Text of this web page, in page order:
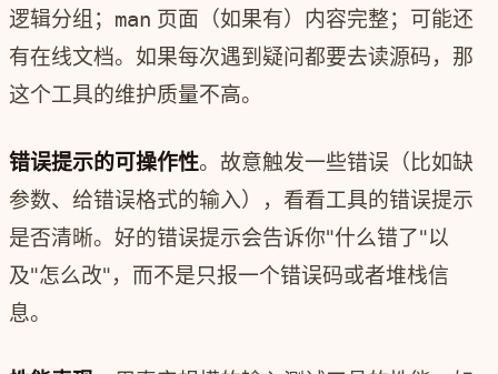
逻辑分组； man 页面（如果有）内容完整；可能还
有在线文档。如果每次遇到疑问都要去读源码，那
这个工具的维护质量不高。
错误提示的可操作性。故意触发一些错误（比如缺
参数、给错误格式的输入），看看工具的错误提示
是否清晰。好的错误提示会告诉你"什么错了"以
及"怎么改"，而不是只报一个错误码或者堆栈信
息。